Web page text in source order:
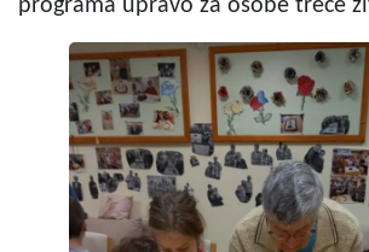
programa upravo za osobe treće